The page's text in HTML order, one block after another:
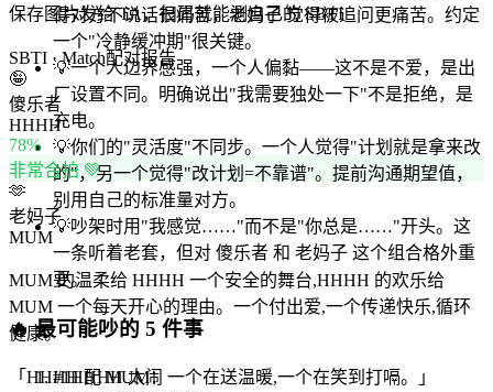
得对方不说话很痛苦，老妈子 觉得被追问更痛苦。约定
一个"冷静缓冲期"很关键。
💡一个人边界感强，一个人偏黏——这不是不爱，是出
厂设置不同。明确说出"我需要独处一下"不是拒绝，是
充电。
💡你们的"灵活度"不同步。一个人觉得"计划就是拿来改
的"，另一个觉得"改计划=不靠谱"。提前沟通期望值，
别用自己的标准量对方。
💡吵架时用"我感觉……"而不是"你总是……"开头。这
一条听着老套，但对 傻乐者 和 老妈子 这个组合格外重
要。
🔥最可能吵的 5 件事
#1HHHH 太闹
保存图片发给 TA，扫码就能测自己的 SBTI
SBTI · Match配对报告
🤪
傻乐者
HHHH
78%
非常合拍 💚
🫶
老妈子
MUM
MUM 的温柔给 HHHH 一个安全的舞台,HHHH 的欢乐给
MUM 一个每天开心的理由。一个付出爱,一个传递快乐,循环
健康。
「 HHHH 配 MUM：一个在送温暖,一个在笑到打嗝。 」